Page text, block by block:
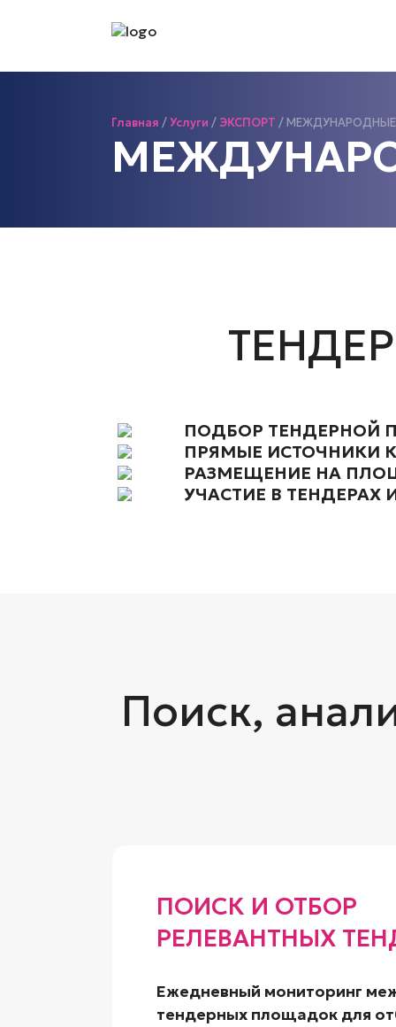
Главная /Услуги /ЭКСПОРТ / МЕЖДУНАРОДНЫЕ
ПОДБОР ТЕНДЕРНОЙ
ПРЯМЫЕ ИСТОЧНИКИ
РАЗМЕЩЕНИЕ НА
УЧАСТИЕ В ТЕНДЕРАХ
Поиск,
ПОИСК И ОТБОР
РЕЛЕВАНТНЫХ
Ежедневный мониторинг
тендерных площадок для